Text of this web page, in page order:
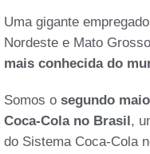
Uma gigante
Nordeste e Mato
mais conhecida do
Somos o segundo
Coca-Cola no Brasil,
do Sistema Coca-Cola